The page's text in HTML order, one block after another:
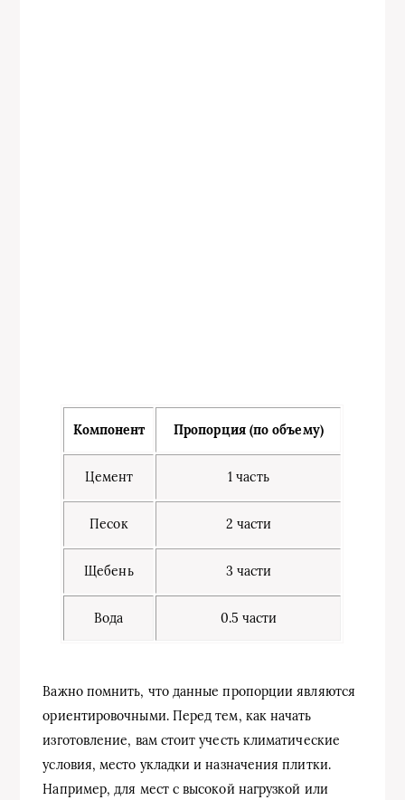
Компонент Пропорция (по объему)
Цемент 1 часть
Песок 2 части
Щебень 3 части
Вода 0.5 части
Важно помнить, что данные пропорции являются
ориентировочными. Перед тем, как начать
изготовление, вам стоит учесть климатические
условия, место укладки и назначения плитки.
Например, для мест с высокой нагрузкой или